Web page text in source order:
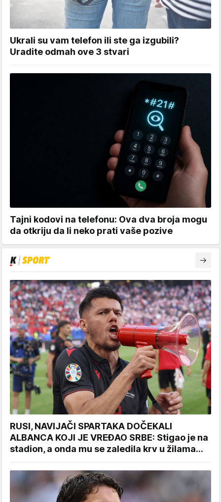
Ukrali su vam telefon ili ste ga izgubili?
Uradite odmah ove 3 stvari
Tajni kodovi na telefonu: Ova dva broja mogu
da otkriju da li neko prati vaše pozive
RUSI, NAVIJAČI SPARTAKA DOČEKALI
ALBANCA KOJI JE VREĐAO SRBE: Stigao je na
stadion, a onda mu se zaledila krv u žilama...